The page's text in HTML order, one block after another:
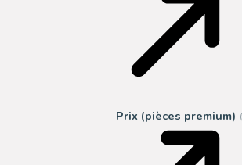
Prix (pièces premium)